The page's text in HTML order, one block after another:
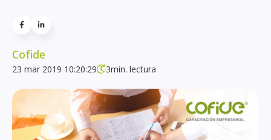
Cofide
23 mar 2019 10:20:29 3min. lectura